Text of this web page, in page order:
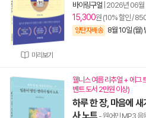
미리보기
바이링구얼 2026년 06월
15,300원 (10% 할인 /
양탄자배송 8월 10일 (월)
웰니스 여름 리추얼 + 에그
벤트 도서 2만원 이상)
하루 한 장, 마음에
사 노트 - 원어민 MP3 음